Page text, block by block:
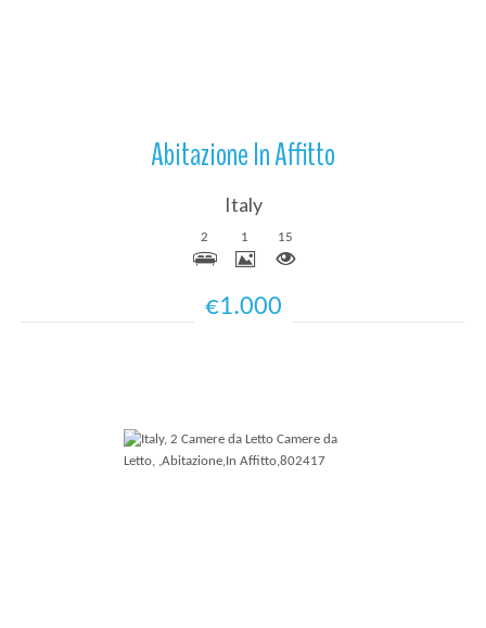
Abitazione In Affitto
Italy
2 1 15
€1.000